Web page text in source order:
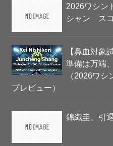
2026ワシン
シャン ス
【鼻血対象
準備は万端
（2026ワ
プレビュー）
錦織圭、引